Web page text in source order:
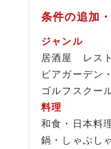
条件の追加
ジャンル
居酒屋
レス
ビアガーデン
ゴルフスクー
料理
和食・日本料
鍋・しゃぶし